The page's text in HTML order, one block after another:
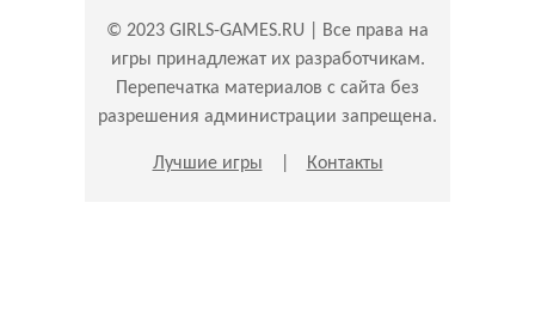
© 2023 GIRLS-GAMES.RU | Все права на
игры принадлежат их разработчикам.
Перепечатка материалов с сайта без
разрешения администрации запрещена.
Лучшие игры Контакты